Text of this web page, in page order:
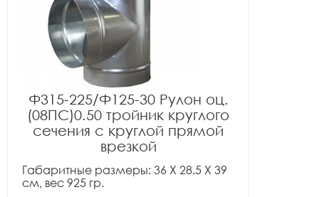
Ф315-225/Ф125-30 Рулон оц.
(08ПС)0.50 тройник круглого
сечения с круглой прямой
врезкой
Габаритные размеры: 36 X 28.5 X 39
см, вес 925 гр.